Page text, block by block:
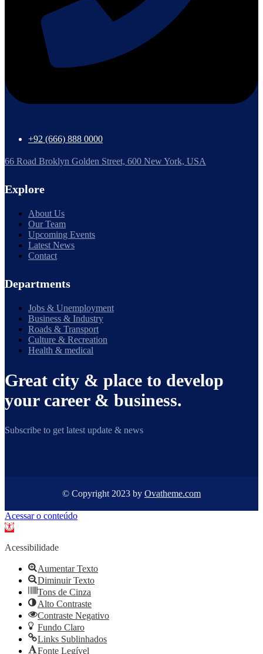
+92 (666) 888 0000
66 Road Broklyn Golden Street, 600 New York, USA
Explore
About Us
Our Team
Upcoming Events
Latest News
Contact
Departments
Jobs & Unemployment
Business & Industry
Roads & Transport
Culture & Recreation
Health & medical
Great city & place to develop
your career & business.
Subscribe to get latest update & news
© Copyright 2023 by Ovatheme.com
Acessar o conteúdo
Abrir a barra de ferramentas
Acessibilidade
Aumentar Texto
Diminuir Texto
Tons de Cinza
Alto Contraste
Contraste Negativo
Fundo Claro
Links Sublinhados
Fonte Legível